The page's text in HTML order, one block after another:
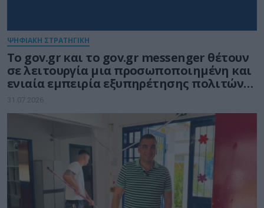
ΨΗΦΙΑΚΗ ΣΤΡΑΤΗΓΙΚΗ
Το gov.gr και το gov.gr messenger θέτουν
σε λειτουργία μια προσωποποιημένη και
ενιαία εμπειρία εξυπηρέτησης πολιτών
και επιχειρήσεων
31.07.2026